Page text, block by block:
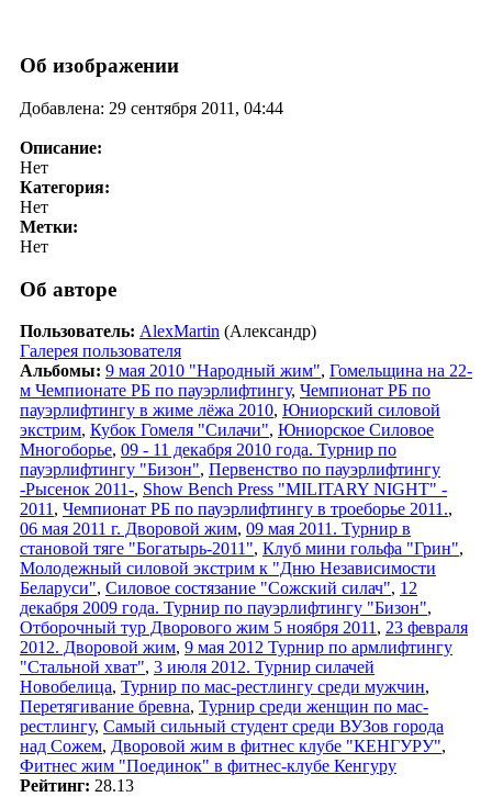
Об изображении
Добавлена: 29 сентября 2011, 04:44
Описание:
Нет
Категория:
Нет
Метки:
Нет
Об авторе
Пользователь: AlexMartin (Александр)
Галерея пользователя
Альбомы: 9 мая 2010 "Народный жим", Гомельщина на 22-
м Чемпионате РБ по пауэрлифтингу, Чемпионат РБ по
пауэрлифтингу в жиме лёжа 2010, Юниорский силовой
экстрим, Кубок Гомеля "Силачи", Юниорское Силовое
Многоборье, 09 - 11 декабря 2010 года. Турнир по
пауэрлифтингу "Бизон", Первенство по пауэрлифтингу
-Рысенок 2011-, Show Bench Press "MILITARY NIGHT" -
2011 , Чемпионат РБ по пауэрлифтингу в троеборье 2011.,
06 мая 2011 г. Дворовой жим, 09 мая 2011. Турнир в
становой тяге "Богатырь-2011", Клуб мини гольфа "Грин",
Молодежный силовой экстрим к "Дню Независимости
Беларуси", Силовое состязание "Сожский силач", 12
декабря 2009 года. Турнир по пауэрлифтингу "Бизон",
Отборочный тур Дворового жим 5 ноября 2011 , 23 февраля
2012. Дворовой жим, 9 мая 2012 Турнир по армлифтингу
"Стальной хват", 3 июля 2012. Турнир силачей
Новобелица, Турнир по мас-рестлингу среди мужчин,
Перетягивание бревна, Турнир среди женщин по мас-
рестлингу, Самый сильный студент среди ВУЗов города
над Сожем, Дворовой жим в фитнес клубе "КЕНГУРУ",
Фитнес жим "Поединок" в фитнес-клубе Кенгуру
Рейтинг: 28.13